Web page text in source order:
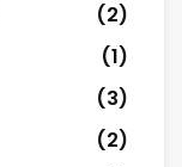
(2)
(1)
(3)
(2)